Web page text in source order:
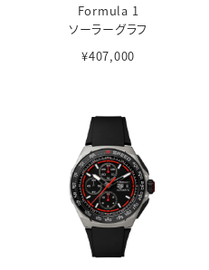
Formula 1
ソーラーグラフ
¥407,000